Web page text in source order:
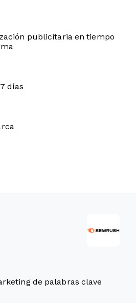
publicitaria en tiempo
días
de palabras clave